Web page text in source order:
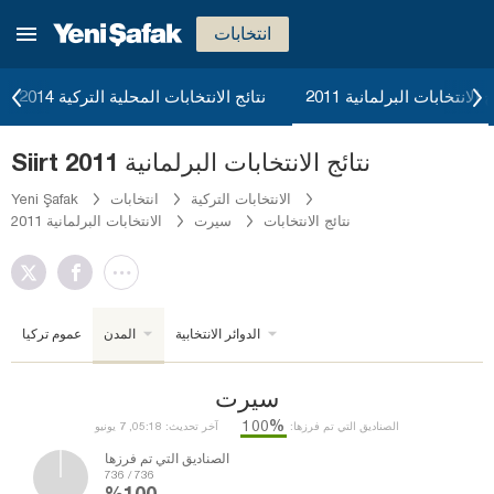
انتخابات
نتائج الانتخابات المحلية التركية 2014 الانتخابات البرلمانية 2011
Siirt نتائج الانتخابات البرلمانية 2011
Yeni Şafak انتخابات
الانتخابات التركية
الانتخابات البرلمانية 2011
سيرت نتائج الانتخابات
عموم تركيا المدن الدوائر الانتخابية
سيرت
آخر تحديث: 05:18, 7 يونيو الصناديق التي تم فرزها: %100
الصناديق التي تم فرزها
736 / 736